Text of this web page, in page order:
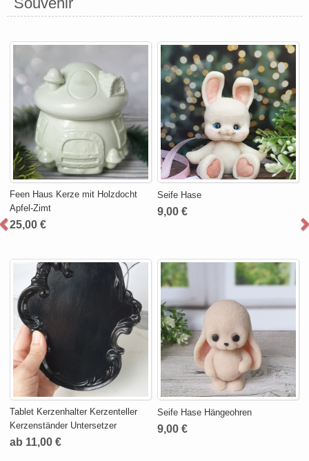
Feen Haus Kerze mit Holzdocht
Apfel-Zimt
25,00 €
Seife Hase
9,00 €
Tablet Kerzenhalter Kerzenteller
Kerzenständer Untersetzer
ab 11,00 €
Seife Hase Hängeohren
9,00 €